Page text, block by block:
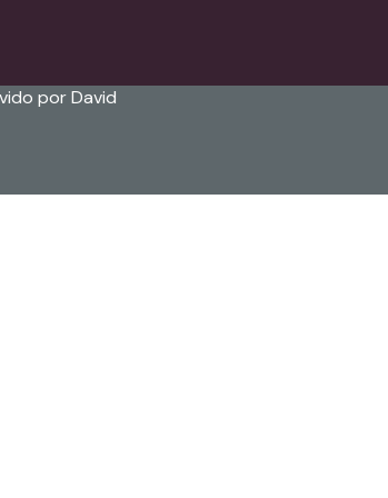
por David